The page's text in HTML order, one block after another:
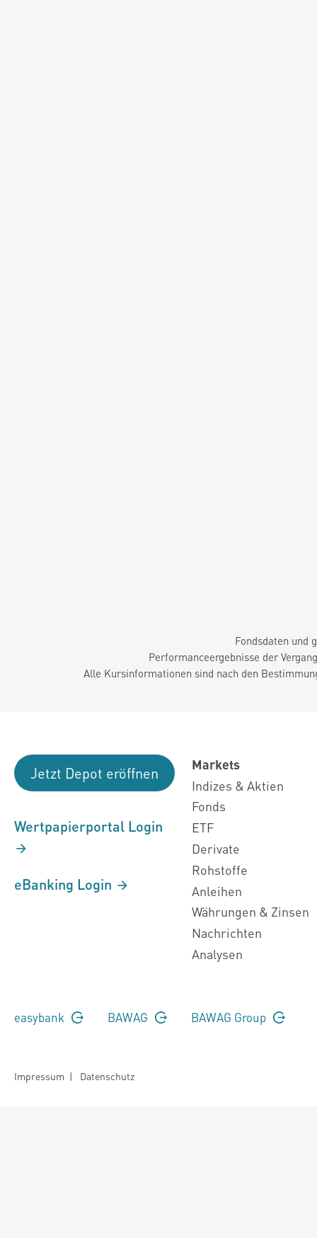
Fondsdaten und
Performanceergebnisse der
Alle Kursinformationen sind nach den
Jetzt Depot eröffnen
Wertpapierportal Login
eBanking Login
Markets
Indizes & Aktien
Fonds
ETF
Derivate
Rohstoffe
Anleihen
Währungen & Zinsen
Nachrichten
Analysen
easybank BAWAG BAWAG Group
Impressum | Datenschutz